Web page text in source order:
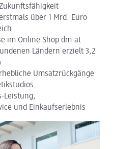
über 1 Mrd. Euro
im Online Shop dm.at
Ländern erzielt 3,2
Umsatzrückgänge
Leistung,
und Einkaufserlebnis